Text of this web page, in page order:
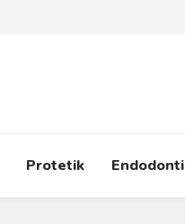
Protetik Endodonti